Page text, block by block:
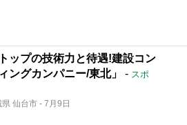
ップの技術力と待遇!建設コン
ングカンパニー/東北」
- スポ
仙台市 - 7月9日